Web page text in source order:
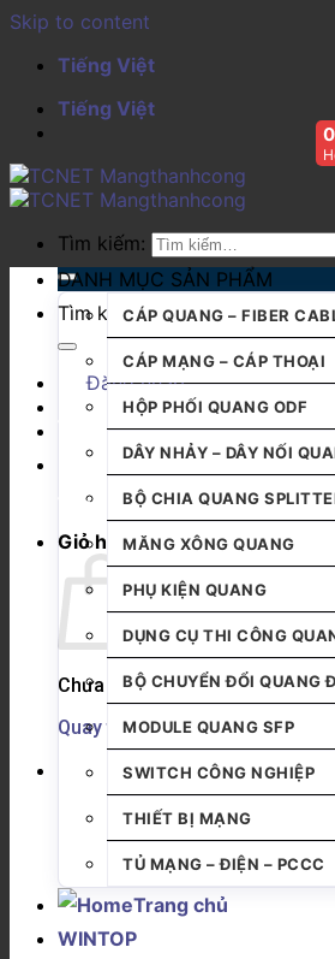
Skip to content
Tiếng Việt
Tiếng Việt
Tìm kiếm:
Tìm kiếm:
Đăng nhập
Giỏ hàng
Chưa có sản phẩm trong giỏ
Quay trở lại cửa hàng
DANH MỤC SẢN PHẨM
CÁP QUANG – FIBER
CÁP MẠNG – CÁP THOẠI
HỘP PHỐI QUANG ODF
DÂY NHẢY – DÂY NỐI
BỘ CHIA QUANG
MĂNG XÔNG QUANG
PHỤ KIỆN QUANG
DỤNG CỤ THI CÔNG
BỘ CHUYỂN ĐỔI QUANG
MODULE QUANG SFP
SWITCH CÔNG NGHIỆP
THIẾT BỊ MẠNG
TỦ MẠNG – ĐIỆN – PCCC
Trang chủ
WINTOP